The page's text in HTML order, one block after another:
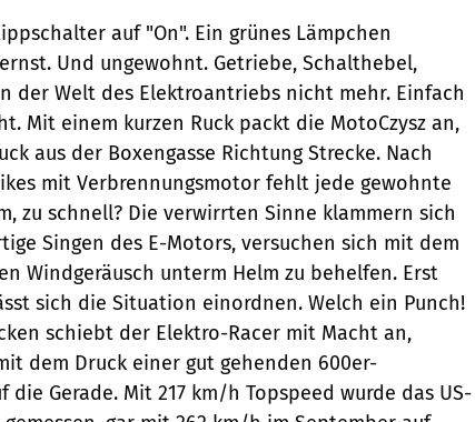
auf "On". Ein grünes Lämpchen
Und ungewohnt. Getriebe, Schalthebel,
der Welt des Elektroantriebs nicht mehr. Einfach
Mit einem kurzen Ruck packt die MotoCzysz an,
aus der Boxengasse Richtung Strecke. Nach
mit Verbrennungsmotor fehlt jede gewohnte
zu schnell? Die verwirrten Sinne klammern sich
Singen des E-Motors, versuchen sich mit dem
Windgeräusch unterm Helm zu behelfen. Erst
sich die Situation einordnen. Welch ein Punch!
schiebt der Elektro-Racer mit Macht an,
dem Druck einer gut gehenden 600er-
Gerade. Mit 217 km/h Topspeed wurde das US-